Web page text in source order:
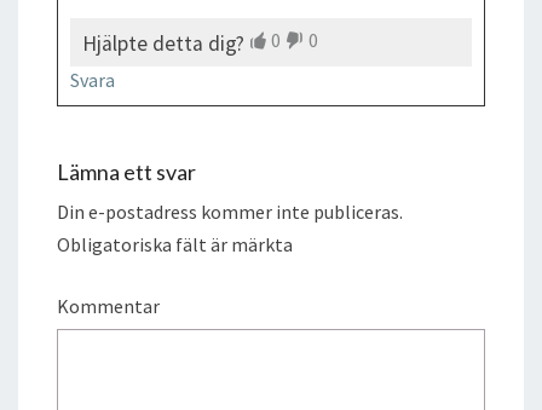
Hjälpte detta dig? 0
0
Svara
Lämna ett svar
Din e-postadress kommer inte publiceras.
Obligatoriska fält är märkta
Kommentar